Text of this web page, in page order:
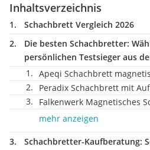
Inhaltsverzeichnis
Schachbrett Vergleich 2026
Die besten Schachbretter:
persönlichen Testsieger aus
Apeqi Schachbrett
Peradix Schachbrett mit
Falkenwerk Magnetisches
mehr anzeigen
Schachbretter-Kaufberatung: